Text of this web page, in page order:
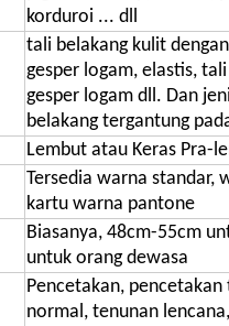
korduroi ... dll
tali belakang kulit
gesper logam, elastis,
gesper logam dll. Dan
belakang tergantung
Lembut atau Keras Pra-
Tersedia warna standar,
kartu warna pantone
Biasanya, 48cm-55cm
untuk orang dewasa
Pencetakan,
normal, tenunan